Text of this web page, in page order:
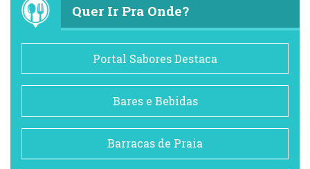
Quer Ir Pra Onde?
Portal Sabores Destaca
Bares e Bebidas
Barracas de Praia